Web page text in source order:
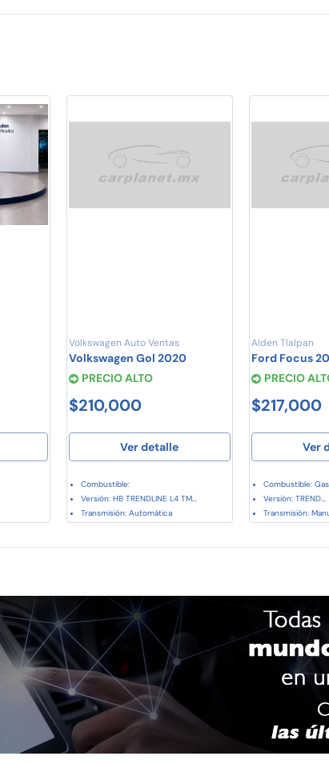
Volkswagen Auto Ventas
Volkswagen Gol 2020
PRECIO ALTO
$210,000
Ver detalle
Combustible:
Versión: HB TRENDLINE L4 TM...
Transmisión: Automática
Alden Tlalpan
Ford Focus
PRECIO
$217,000
Ver
Combustible:
Versión: TREND...
Transmisión: